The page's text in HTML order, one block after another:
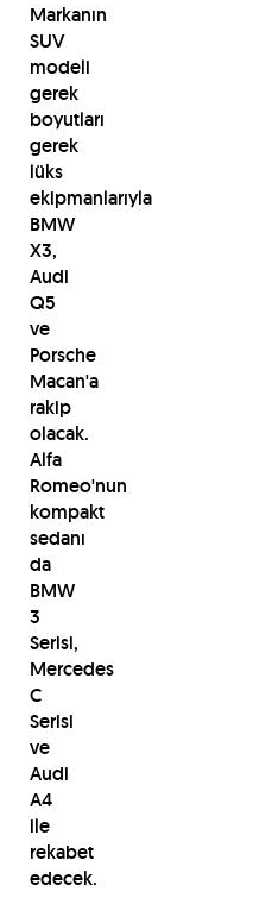
Markanın
SUV
modeli
gerek
boyutları
gerek
lüks
ekipmanlarıyla
BMW
X3,
Audi
Q5
ve
Porsche
Macan'a
rakip
olacak.
Alfa
Romeo'nun
kompakt
sedanı
da
BMW
3
Serisi,
Mercedes
C
Serisi
ve
Audi
A4
ile
rekabet
edecek.